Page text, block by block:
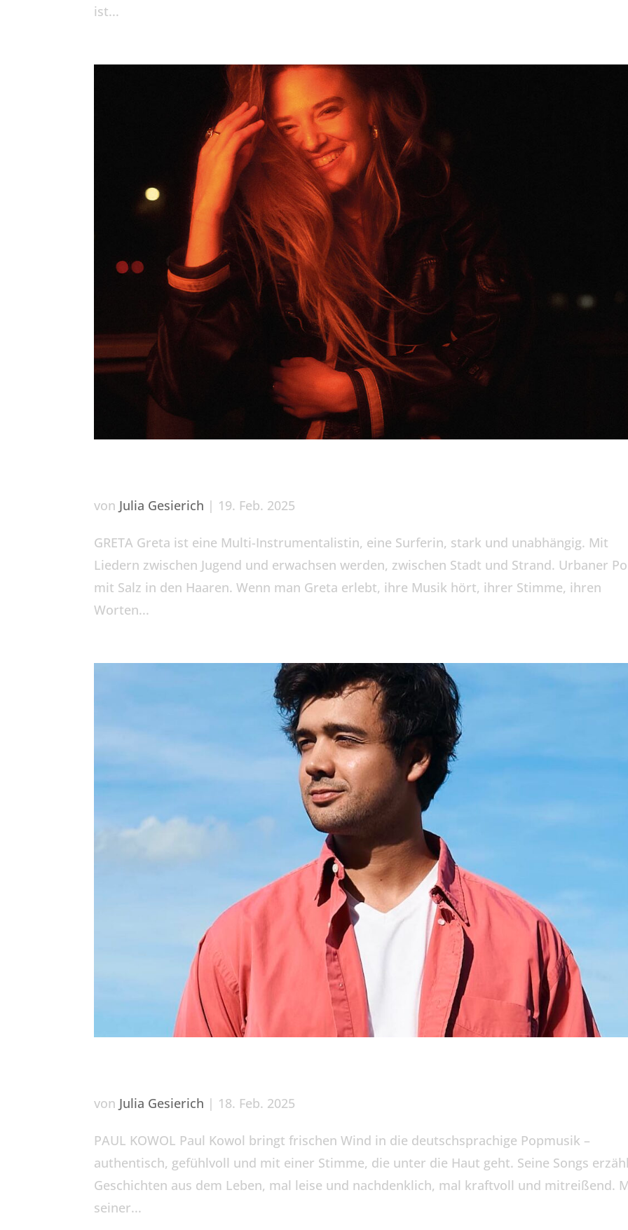
ist...
von Julia Gesierich | 19. Feb. 2025
GRETA Greta ist eine Multi-Instrumentalistin, eine Surferin, stark und unabhängig. Mit
Liedern zwischen Jugend und erwachsen werden, zwischen Stadt und Strand. Urbaner
mit Salz in den Haaren. Wenn man Greta erlebt, ihre Musik hört, ihrer Stimme, ihren
Worten...
von Julia Gesierich | 18. Feb. 2025
PAUL KOWOL Paul Kowol bringt frischen Wind in die deutschsprachige Popmusik –
authentisch, gefühlvoll und mit einer Stimme, die unter die Haut geht. Seine Songs
Geschichten aus dem Leben, mal leise und nachdenklich, mal kraftvoll und mitreißend.
seiner...